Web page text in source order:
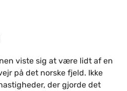
viste sig at være lidt af en
på det norske fjeld. Ikke
der gjorde det